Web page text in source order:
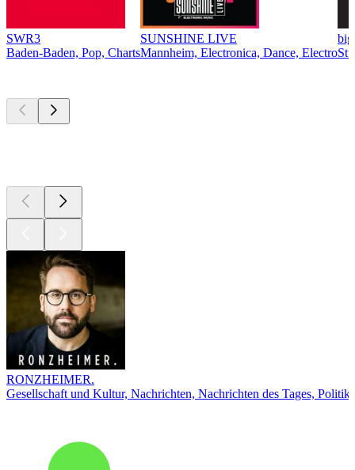
SWR3
Baden-Baden, Pop, Charts
SUNSHINE LIVE
Mannheim, Electronica, Dance, Electro
RONZHEIMER.
Gesellschaft und Kultur, Nachrichten, Nachrichten des Tages, Politik